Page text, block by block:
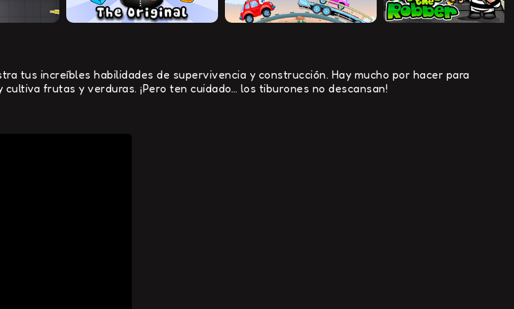
tus increíbles habilidades de supervivencia y construcción. Hay mucho por hacer para
frutas y verduras. ¡Pero ten cuidado… los tiburones no descansan!